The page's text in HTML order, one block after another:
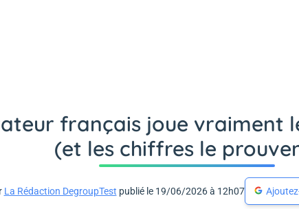
français joue vraiment
(et les chiffres le
La Rédaction DegroupTest publié le 19/06/2026 à 12h07